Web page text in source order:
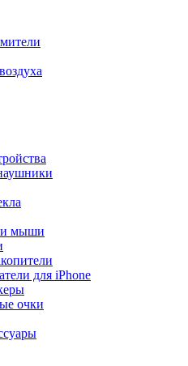
и мыши
для iPhone
очки